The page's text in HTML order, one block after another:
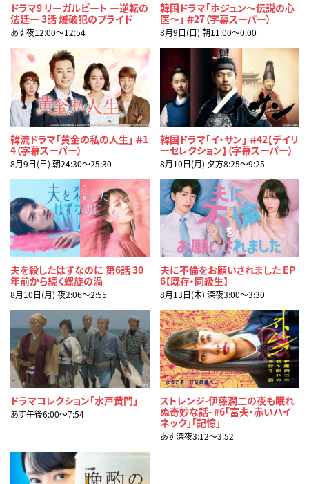
ドラマ9 リーガルビート ー逆転の
法廷ー 3話 爆破犯のプライド
あす夜12:00〜12:54
韓国ドラマ「ホジュン～伝説の心
医～」 ＃27（字幕スーパー）
8月9日(日) 朝11:00〜0:00
韓流ドラマ「黄金の私の人生」 ＃1
4（字幕スーパー）
8月9日(日) 朝24:30〜25:30
韓国ドラマ「イ・サン」 ＃42【デイリ
ーセレクション】（字幕スーパー）
8月10日(月) 夕方8:25〜9:25
夫を殺したはずなのに 第6話 30
年前から続く螺旋の渦
8月10日(月) 夜2:06〜2:55
夫に不倫をお願いされました EP
6【既存・同級生】
8月13日(木) 深夜3:00〜3:30
ドラマコレクション「水戸黄門」
あす午後6:00〜7:54
ストレンジ-伊藤潤二の夜も眠れ
ぬ奇妙な話- #6「富夫・赤いハイ
ネック」「記憶」
あす深夜3:12〜3:52